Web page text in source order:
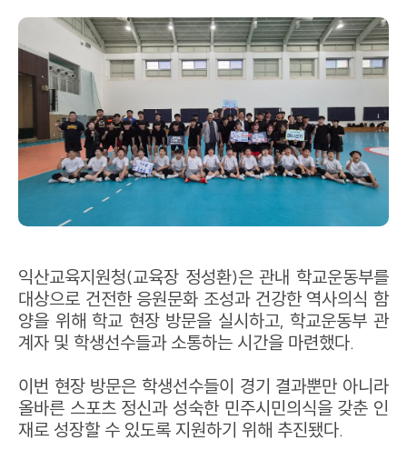
익산교육지원청(교육장 정성환)은 관내 학교운동부를
대상으로 건전한 응원문화 조성과 건강한 역사의식 함
양을 위해 학교 현장 방문을 실시하고, 학교운동부 관
계자 및 학생선수들과 소통하는 시간을 마련했다.
이번 현장 방문은 학생선수들이 경기 결과뿐만 아니라
올바른 스포츠 정신과 성숙한 민주시민의식을 갖춘 인
재로 성장할 수 있도록 지원하기 위해 추진됐다.